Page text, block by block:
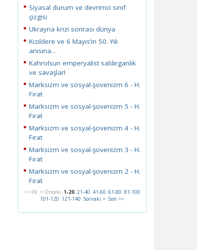
Siyasal durum ve devrimci sınıf
çizgisi
Ukrayna krizi sonrası dünya
Kızıldere ve 6 Mayıs’ın 50. Yılı
anısına…
Kahrolsun emperyalist saldırganlık
ve savaşlar!
Marksizm ve sosyal-şovenizm 6 - H.
Fırat
Marksizm ve sosyal-şovenizm 5 - H.
Fırat
Marksizm ve sosyal-şovenizm 4 - H.
Fırat
Marksizm ve sosyal-şovenizm 3 - H.
Fırat
Marksizm ve sosyal-şovenizm 2 - H.
Fırat
<< İlk < Önceki 1-20 21-40 41-60 61-80 81-100
101-120 121-140 Sonraki > Son >>